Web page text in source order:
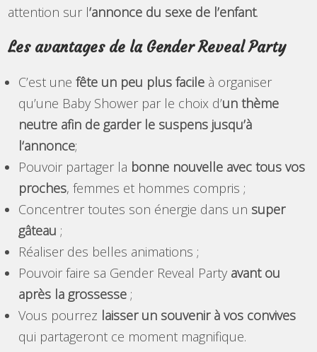
attention sur l‘annonce du sexe de l’enfant.
Les avantages de la Gender Reveal Party
C’est unefête un peu plus facile à organiser
qu’une Baby Shower par le choix d’un thème
neutre afin de garder le suspens jusqu’à
l‘annonce;
Pouvoir partager la bonne nouvelle avec tous vos
proches, femmes et hommes compris ;
Concentrer toutes son énergie dans un super
gâteau ;
Réaliser des belles animations ;
Pouvoir faire sa Gender Reveal Party avant ou
après la grossesse ;
Vous pourrez laisser un souvenir à vos convives
qui partageront ce moment magnifique.